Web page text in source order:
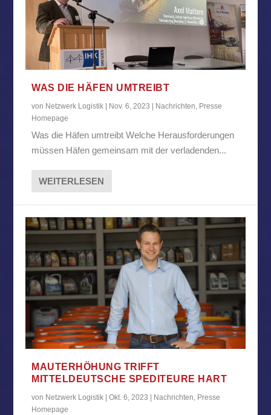
WAS DIE HÄFEN UMTREIBT
von Netzwerk Logistik | Nov. 6, 2023 | Nachrichten Presse
Homepage
Was die Häfen umtreibt Welche Herausforderungen
müssen Häfen gemeinsam mit der verladenden...
WEITERLESEN
MAUTERHÖHUNG TRIFFT
MITTELDEUTSCHE SPEDITEURE HART
von Netzwerk Logistik |Okt. 6, 2023 Nachrichten, Presse
Homepage